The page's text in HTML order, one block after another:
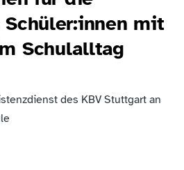
mit
Schulalltag
des KBV Stuttgart an